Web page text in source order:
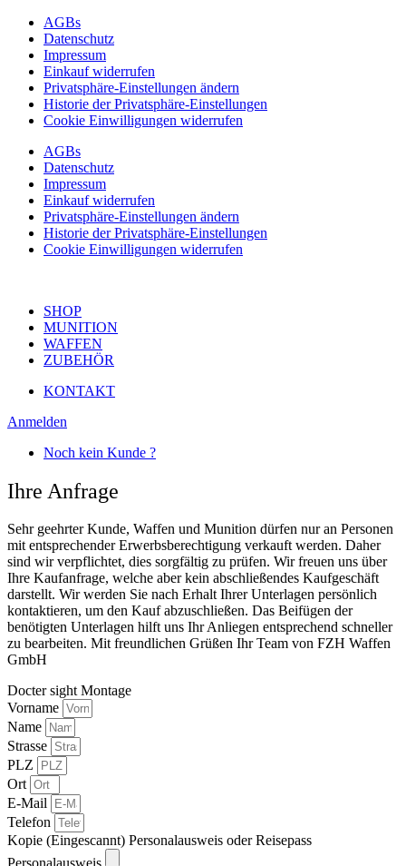
AGBs
Datenschutz
Impressum
Einkauf widerrufen
Privatsphäre-Einstellungen ändern
Historie der Privatsphäre-Einstellungen
Cookie Einwilligungen widerrufen
AGBs
Datenschutz
Impressum
Einkauf widerrufen
Privatsphäre-Einstellungen ändern
Historie der Privatsphäre-Einstellungen
Cookie Einwilligungen widerrufen
SHOP
MUNITION
WAFFEN
ZUBEHÖR
KONTAKT
Anmelden
Noch kein Kunde ?
Ihre Anfrage
Sehr geehrter Kunde, Waffen und Munition dürfen nur an Personen
mit entsprechender Erwerbsberechtigung verkauft werden. Daher
sind wir verpflichtet, dies sorgfältig zu prüfen. Wir freuen uns über
Ihre Kaufanfrage, welche aber kein abschließendes Kaufgeschäft
darstellt. Wir werden Sie nach Erhalt Ihrer Unterlagen persönlich
kontaktieren, um den Kauf abzuschließen. Das Beifügen der
benötigten Unterlagen hilft uns Ihr Anliegen entsprechend schneller
zu bearbeiten. Mit freundlichen Grüßen Ihr Team von FZH Waffen
GmbH
Docter sight Montage
Vorname
Name
Strasse
PLZ
Ort
E-Mail
Telefon
Kopie (Eingescannt) Personalausweis oder Reisepass